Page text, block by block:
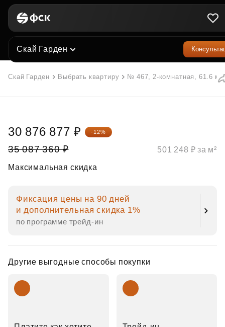
Скай Гарден
Скай Гарден Выбрать квартиру № 467, 2-комнатная, 61.6 м²
35 087 360 ₽
30 876 877 ₽ -12%
Максимальная скидка
Фиксация цены на 90 дней
и дополнительная скидка 1%
по программе трейд‑ин
Другие выгодные способы покупки
501 248 ₽ за м²